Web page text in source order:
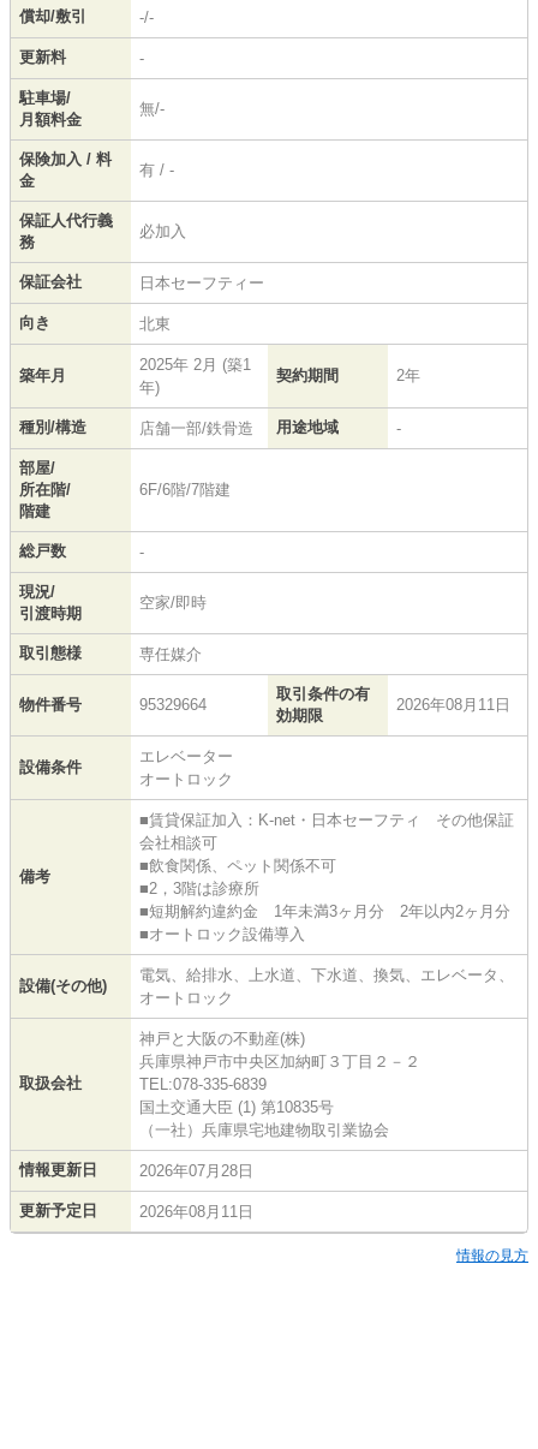
償却/敷引 -/-
更新料 -
駐車場/
月額料金
無/-
保険加入 / 料
金
有 / -
保証人代行義
務
必加入
保証会社 日本セーフティー
向き 北東
築年月
2025年 2月 (築1
年)
契約期間 2年
種別/構造 店舗一部/鉄骨造 用途地域 -
部屋/
所在階/
階建
6F/6階/7階建
総戸数 -
現況/
引渡時期
空家/即時
取引態様 専任媒介
物件番号 95329664
取引条件の有
効期限
2026年08月11日
設備条件
エレベーター
オートロック
備考
■賃貸保証加入：K-net・日本セーフティ その他保証
会社相談可
■飲食関係、ペット関係不可
■2，3階は診療所
■短期解約違約金 1年未満3ヶ月分 2年以内2ヶ月分
■オートロック設備導入
設備(その他)
電気、給排水、上水道、下水道、換気、エレベータ、
オートロック
取扱会社
神戸と大阪の不動産(株)
兵庫県神戸市中央区加納町３丁目２－２
TEL:078-335-6839
国土交通大臣 (1) 第10835号
（一社）兵庫県宅地建物取引業協会
情報更新日 2026年07月28日
更新予定日 2026年08月11日
情報の見方